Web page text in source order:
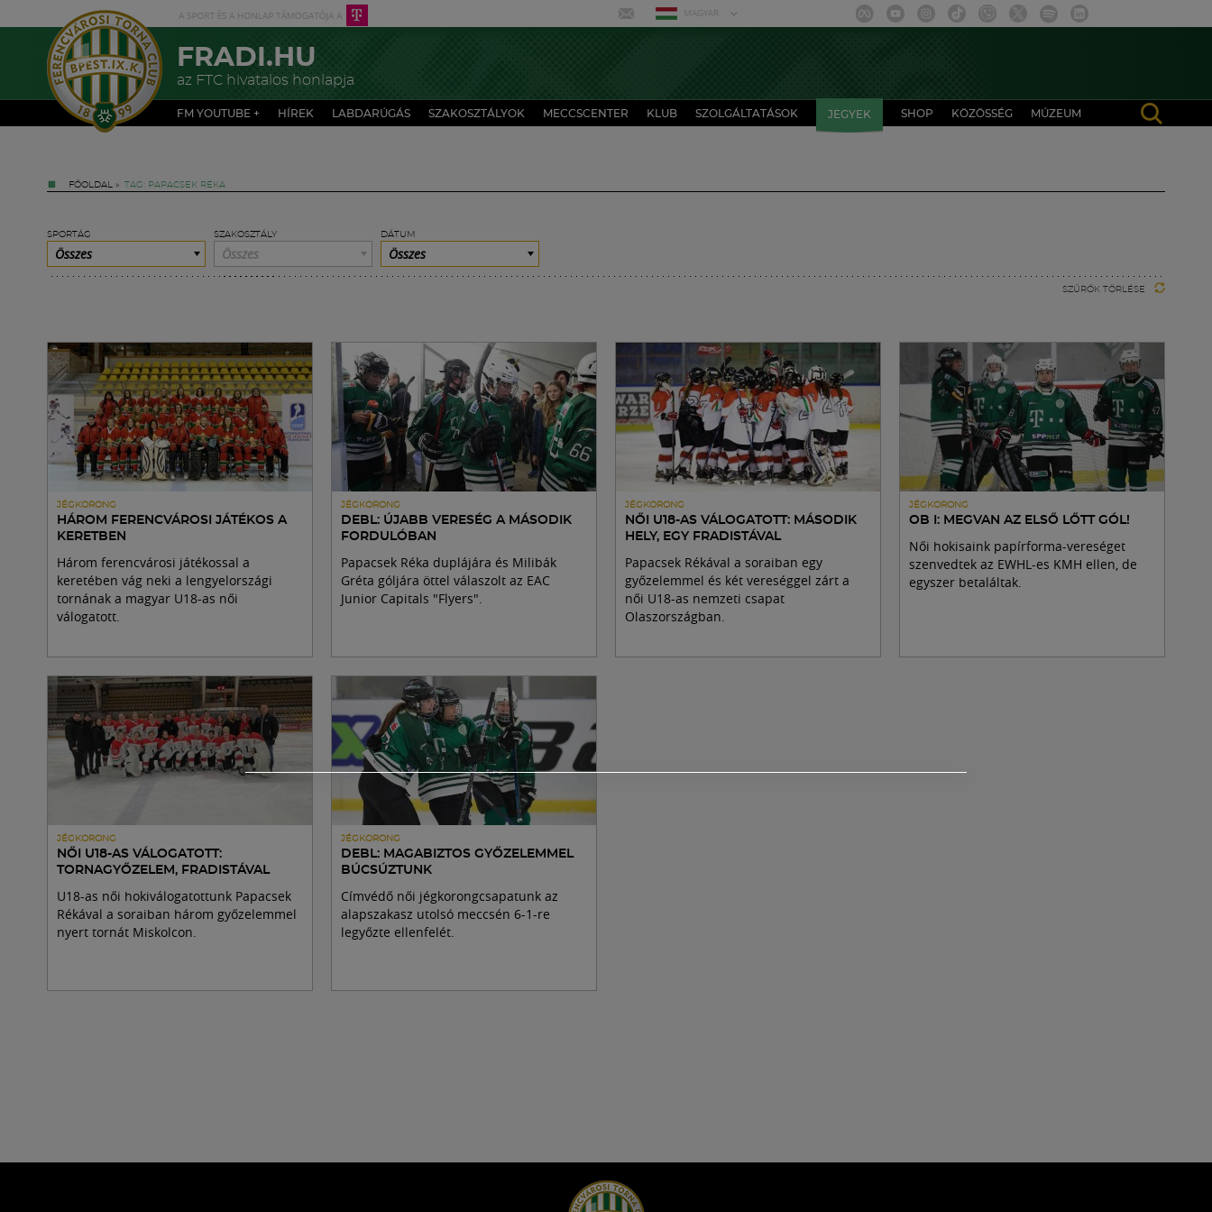
MAGYAR
FRADI.HU
az FTC hivatalos honlapja
FM YOUTUBE + HÍREK LABDARÚGÁS SZAKOSZTÁLYOK MECCSCENTER KLUB SZOLGÁLTATÁSOK JEGYEK SHOP KÖZÖSSÉG MÚZEUM
FŐOLDAL » TAG: PAPACSEK RÉKA
SPORTÁG
Összes
SZAKOSZTÁLY
Összes
DÁTUM
Összes
SZŰRŐK TÖRLÉSE
JÉGKORONG
HÁROM FERENCVÁROSI JÁTÉKOS A
KERETBEN
Három ferencvárosi játékossal a
keretében vág neki a lengyelországi
tornának a magyar U18-as női
válogatott.
JÉGKORONG
DEBL: ÚJABB VERESÉG A MÁSODIK
FORDULÓBAN
Papacsek Réka duplájára és Milibák
Gréta góljára öttel válaszolt az EAC
Junior Capitals "Flyers".
JÉGKORONG
NŐI U18-AS VÁLOGATOTT: MÁSODIK
HELY, EGY FRADISTÁVAL
Papacsek Rékával a soraiban egy
győzelemmel és két vereséggel zárt a
női U18-as nemzeti csapat
Olaszországban.
JÉGKORONG
OB I: MEGVAN AZ ELSŐ LŐTT GÓL!
Női hokisaink papírforma-vereséget
szenvedtek az EWHL-es KMH ellen, de
egyszer betaláltak.
JÉGKORONG
NŐI U18-AS VÁLOGATOTT:
TORNAGYŐZELEM, FRADISTÁVAL
U18-as női hokiválogatottunk Papacsek
Rékával a soraiban három győzelemmel
nyert tornát Miskolcon.
JÉGKORONG
DEBL: MAGABIZTOS GYŐZELEMMEL
BÚCSÚZTUNK
Címvédő női jégkorongcsapatunk az
alapszakasz utolsó meccsén 6-1-re
legyőzte ellenfelét.